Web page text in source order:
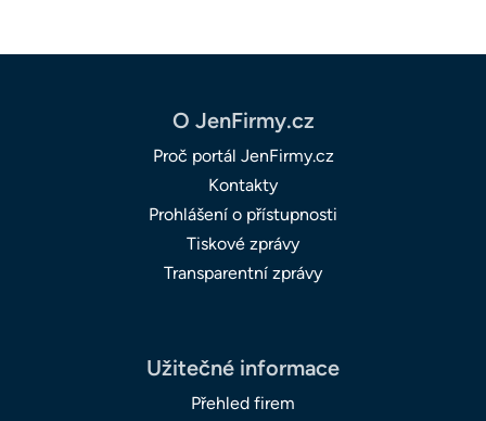
O JenFirmy.cz
Proč portál JenFirmy.cz
Kontakty
Prohlášení o přístupnosti
Tiskové zprávy
Transparentní zprávy
Užitečné informace
Přehled firem